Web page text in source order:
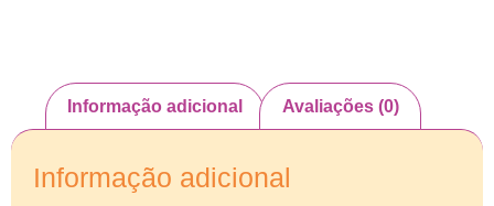
Informação adicional Avaliações (0)
Informação adicional